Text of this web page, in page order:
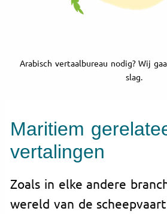
Arabisch vertaalbureau nodig? Wij
slag.
Maritiem
vertalingen
Zoals in elke andere
wereld van de